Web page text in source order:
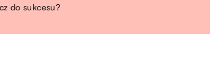
do sukcesu?